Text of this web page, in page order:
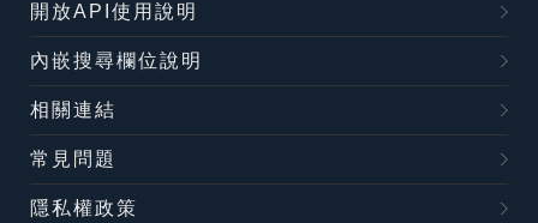
開放API使用說明
內嵌搜尋欄位說明
相關連結
常見問題
隱私權政策